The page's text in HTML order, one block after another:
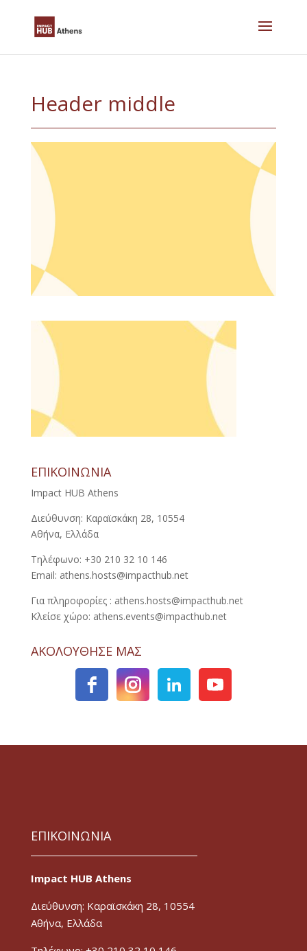
Header middle
ΕΠΙΚΟΙΝΩΝΙΑ
Impact HUB Athens
Διεύθυνση: Καραϊσκάκη 28, 10554
Αθήνα, Ελλάδα
Τηλέφωνο: +30 210 32 10 146
Email: athens.hosts@impacthub.net
Για πληροφορίες : athens.hosts@impacthub.net
Κλείσε χώρο: athens.events@impacthub.net
ΑΚΟΛΟΥΘΗΣΕ ΜΑΣ
ΕΠΙΚΟΙΝΩΝΙΑ
Impact HUB Athens
Διεύθυνση: Καραϊσκάκη 28, 10554
Αθήνα, Ελλάδα